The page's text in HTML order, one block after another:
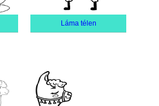
Láma télen